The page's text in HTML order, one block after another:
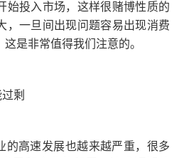
始投入市场，这样很赌博性质的
，一旦间出现问题容易出现消费
是非常值得我们注意的。
剩
高速发展也越来越严重，很多